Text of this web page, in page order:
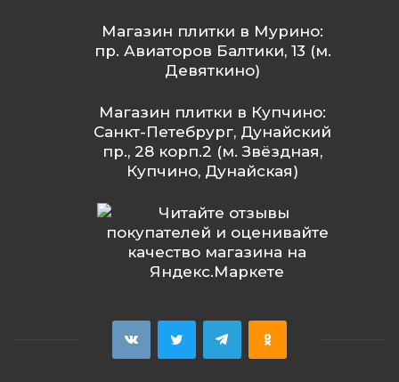
Магазин плитки в Мурино:
пр. Авиаторов Балтики, 13 (м.
Девяткино)
Магазин плитки в Купчино:
Санкт-Петебрург, Дунайский
пр., 28 корп.2 (м. Звёздная,
Купчино, Дунайская)